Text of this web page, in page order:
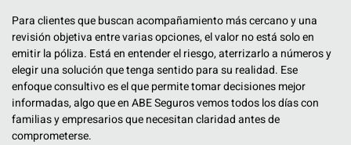
Para clientes que buscan acompañamiento más cercano y una
revisión objetiva entre varias opciones, el valor no está solo en
emitir la póliza. Está en entender el riesgo, aterrizarlo a números y
elegir una solución que tenga sentido para su realidad. Ese
enfoque consultivo es el que permite tomar decisiones mejor
informadas, algo que en ABE Seguros vemos todos los días con
familias y empresarios que necesitan claridad antes de
comprometerse.